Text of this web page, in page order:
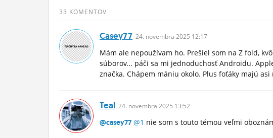
ROLETA
33 KOMENTOV
Casey77 24. novembra 2025 12:17
Mám ale nepoužívam ho. Prešiel som na Z fold,
súborov... páči sa mi jednoduchosť Androidu.
značka. Chápem mániu okolo. Plus foťáky majú asi
Teal 24. novembra 2025 13:52
@casey77 @1 nie som s touto témou veľmi